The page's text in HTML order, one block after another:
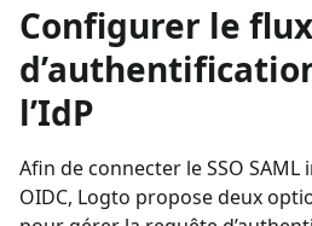
Configurer le flux
l’IdP
Afin de connecter le SSO SAML
OIDC, Logto propose deux